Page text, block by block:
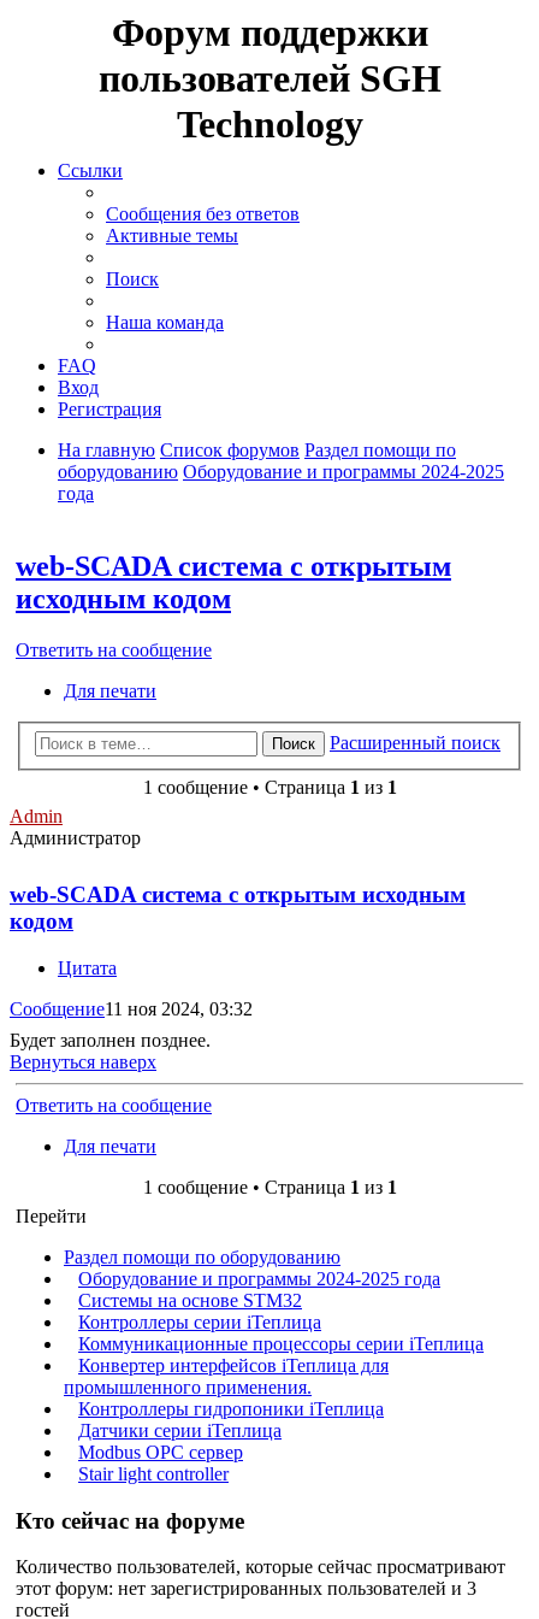
Форум поддержки
пользователей SGH
Technology
Ссылки
Сообщения без ответов
Активные темы
Поиск
Наша команда
FAQ
Вход
Регистрация
На главную Список форумов Раздел помощи по
оборудованию Оборудование и программы 2024-2025
года
web-SCADA система с открытым
исходным кодом
Ответить на сообщение
Для печати
Поиск Расширенный поиск
1 сообщение • Страница 1 из 1
Admin
Администратор
web-SCADA система с открытым исходным
кодом
Цитата
Сообщение11 ноя 2024, 03:32
Будет заполнен позднее.
Вернуться наверх
Ответить на сообщение
Для печати
1 сообщение • Страница 1 из 1
Перейти
Раздел помощи по оборудованию
Оборудование и программы 2024-2025 года
Системы на основе STM32
Контроллеры серии iТеплица
Коммуникационные процессоры серии iТеплица
Конвертер интерфейсов iТеплица для
промышленного применения.
Контроллеры гидропоники iТеплица
Датчики серии iТеплица
Modbus OPC сервер
Stair light controller
Кто сейчас на форуме
Количество пользователей, которые сейчас просматривают
этот форум: нет зарегистрированных пользователей и 3
гостей